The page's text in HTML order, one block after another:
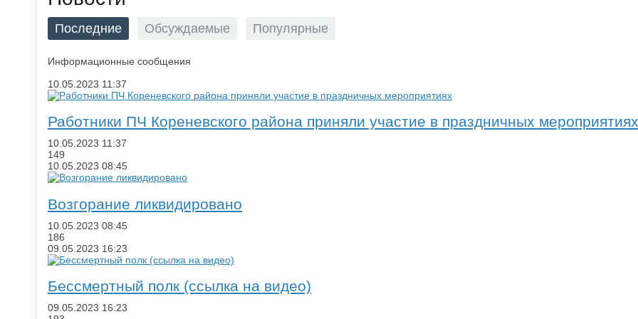
Последние Обсуждаемые Популярные
Информационные сообщения
10.05.2023 11:37
​Работники ПЧ Кореневского района приняли участие в праздничных мероприятиях
10.05.2023 11:37
149
10.05.2023 08:45
​Возгорание ликвидировано
10.05.2023 08:45
186
09.05.2023 16:23
Бессмертный полк (ссылка на видео)
09.05.2023 16:23